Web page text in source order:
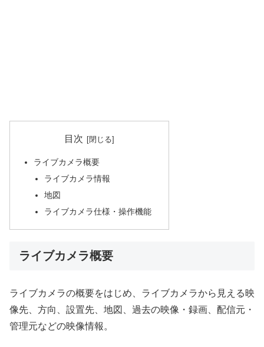
目次
ライブカメラ概要
ライブカメラ情報
地図
ライブカメラ仕様・操作機能
ライブカメラ概要
ライブカメラの概要をはじめ、ライブカメラから見える映
像先、方向、設置先、地図、過去の映像・録画、配信元・
管理元などの映像情報。